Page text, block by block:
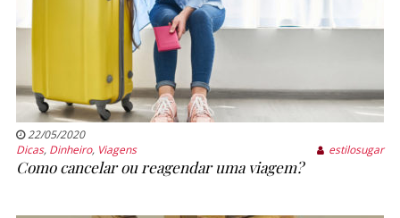
22/05/2020
Dicas, Dinheiro, Viagens estilosugar
Como cancelar ou reagendar uma viagem?